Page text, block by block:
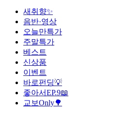
새취향✨
음반·영상
오늘만특가
주말특가
베스트
신상품
이벤트
바로펀딩💡
좋아서EP.9📖
교보Only🌳